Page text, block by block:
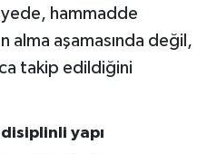
hammadde
alma aşamasında değil,
takip edildiğini
yapı